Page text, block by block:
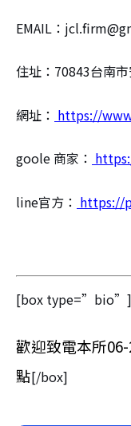
EMAIL：
住址：70843台南
網址： https://
goole 商家：
line官方： https://
[box type=”bio”]
歡迎致電本所
點[/box]